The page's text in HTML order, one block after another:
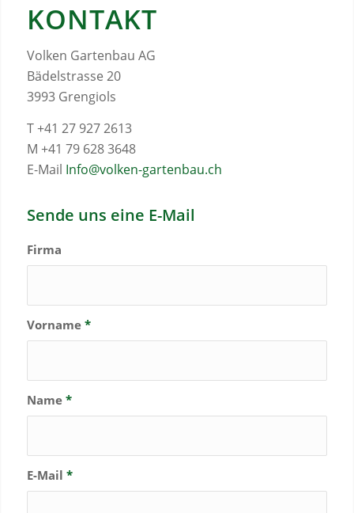
KONTAKT
Volken Gartenbau AG
Bädelstrasse 20
3993 Grengiols
T +41 27 927 2613
M +41 79 628 3648
E-Mail Info@volken-gartenbau.ch
Sende uns eine E-Mail
Firma
Vorname *
Name *
E-Mail *